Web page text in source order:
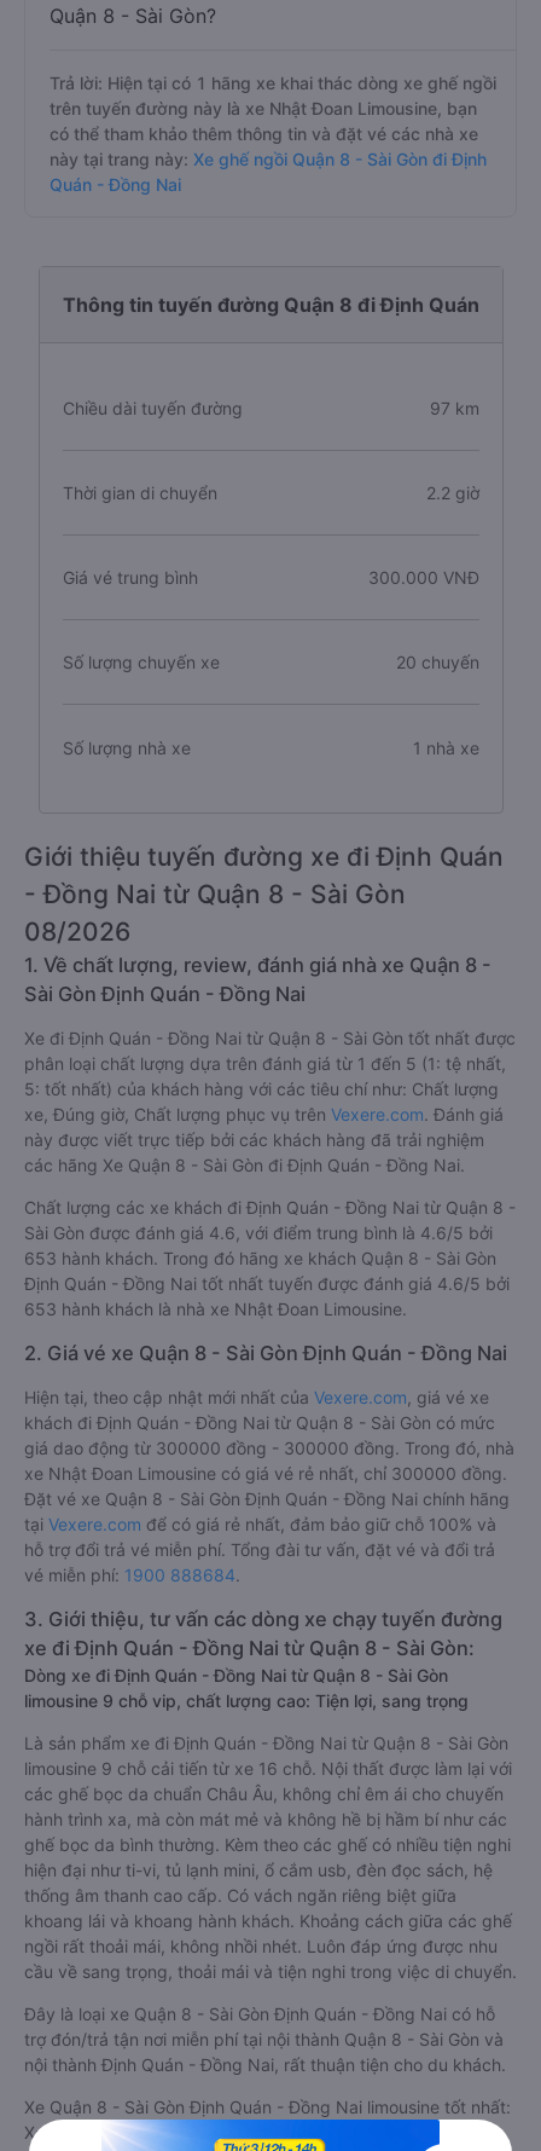
Quận 8 - Sài Gòn?
Trả lời: Hiện tại có 1 hãng xe khai thác dòng xe ghế ngồi
trên tuyến đường này là xe Nhật Đoan Limousine, bạn
có thể tham khảo thêm thông tin và đặt vé các nhà xe
này tại trang này: Xe ghế ngồi Quận 8 - Sài Gòn đi Định
Quán - Đồng Nai
Thông tin tuyến đường Quận 8 đi Định Quán
Chiều dài tuyến đường 97 km
Thời gian di chuyển 2.2 giờ
Giá vé trung bình 300.000 VNĐ
Số lượng chuyến xe 20 chuyến
Số lượng nhà xe 1 nhà xe
Giới thiệu tuyến đường xe đi Định Quán
- Đồng Nai từ Quận 8 - Sài Gòn
08/2026
1. Về chất lượng, review, đánh giá nhà xe Quận 8 -
Sài Gòn Định Quán - Đồng Nai
Xe đi Định Quán - Đồng Nai từ Quận 8 - Sài Gòn tốt nhất được
phân loại chất lượng dựa trên đánh giá từ 1 đến 5 (1: tệ nhất,
5: tốt nhất) của khách hàng với các tiêu chí như: Chất lượng
xe, Đúng giờ, Chất lượng phục vụ trên Vexere.com. Đánh giá
này được viết trực tiếp bởi các khách hàng đã trải nghiệm
các hãng Xe Quận 8 - Sài Gòn đi Định Quán - Đồng Nai.
Chất lượng các xe khách đi Định Quán - Đồng Nai từ Quận 8 -
Sài Gòn được đánh giá 4.6, với điểm trung bình là 4.6/5 bởi
653 hành khách. Trong đó hãng xe khách Quận 8 - Sài Gòn
Định Quán - Đồng Nai tốt nhất tuyến được đánh giá 4.6/5 bởi
653 hành khách là nhà xe Nhật Đoan Limousine.
2. Giá vé xe Quận 8 - Sài Gòn Định Quán - Đồng Nai
Hiện tại, theo cập nhật mới nhất của Vexere.com , giá vé xe
khách đi Định Quán - Đồng Nai từ Quận 8 - Sài Gòn có mức
giá dao động từ 300000 đồng - 300000 đồng. Trong đó, nhà
xe Nhật Đoan Limousine có giá vé rẻ nhất, chỉ 300000 đồng.
Đặt vé xe Quận 8 - Sài Gòn Định Quán - Đồng Nai chính hãng
tại Vexere.com để có giá rẻ nhất, đảm bảo giữ chỗ 100% và
hỗ trợ đổi trả vé miễn phí. Tổng đài tư vấn, đặt vé và đổi trả
vé miễn phí: 1900 888684.
3. Giới thiệu, tư vấn các dòng xe chạy tuyến đường
xe đi Định Quán - Đồng Nai từ Quận 8 - Sài Gòn:
Dòng xe đi Định Quán - Đồng Nai từ Quận 8 - Sài Gòn
limousine 9 chỗ vip, chất lượng cao: Tiện lợi, sang trọng
Là sản phẩm xe đi Định Quán - Đồng Nai từ Quận 8 - Sài Gòn
limousine 9 chỗ cải tiến từ xe 16 chỗ. Nội thất được làm lại với
các ghế bọc da chuẩn Châu Âu, không chỉ êm ái cho chuyến
hành trình xa, mà còn mát mẻ và không hề bị hầm bí như các
ghế bọc da bình thường. Kèm theo các ghế có nhiều tiện nghi
hiện đại như ti-vi, tủ lạnh mini, ổ cắm usb, đèn đọc sách, hệ
thống âm thanh cao cấp. Có vách ngăn riêng biệt giữa
khoang lái và khoang hành khách. Khoảng cách giữa các ghế
ngồi rất thoải mái, không nhồi nhét. Luôn đáp ứng được nhu
cầu về sang trọng, thoải mái và tiện nghi trong việc di chuyển.
Đây là loại xe Quận 8 - Sài Gòn Định Quán - Đồng Nai có hỗ
trợ đón/trả tận nơi miễn phí tại nội thành Quận 8 - Sài Gòn và
nội thành Định Quán - Đồng Nai, rất thuận tiện cho du khách.
Xe Quận 8 - Sài Gòn Định Quán - Đồng Nai limousine tốt nhất:
Xe từ Quận 8 - Sài Gòn đi Định Quán - Đồng Nai limousine